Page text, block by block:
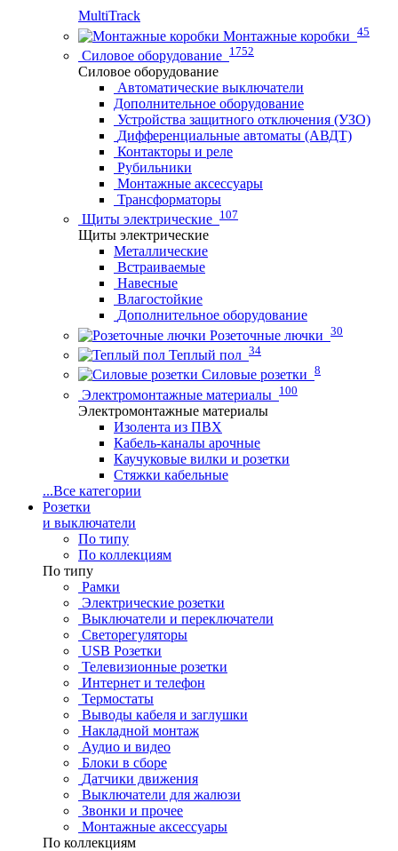
MultiTrack
Монтажные коробки 45
Силовое оборудование 1752
Силовое оборудование
Автоматические выключатели
Дополнительное оборудование
Устройства защитного отключения (УЗО)
Дифференциальные автоматы (АВДТ)
Контакторы и реле
Рубильники
Монтажные аксессуары
Трансформаторы
Щиты электрические 107
Щиты электрические
Металлические
Встраиваемые
Навесные
Влагостойкие
Дополнительное оборудование
Розеточные лючки 30
Теплый пол 34
Силовые розетки 8
Электромонтажные материалы 100
Электромонтажные материалы
Изолента из ПВХ
Кабель-каналы арочные
Каучуковые вилки и розетки
Стяжки кабельные
...Все категории
Розетки
и выключатели
По типу
По коллекциям
По типу
Рамки
Электрические розетки
Выключатели и переключатели
Светорегуляторы
USB Розетки
Телевизионные розетки
Интернет и телефон
Термостаты
Выводы кабеля и заглушки
Накладной монтаж
Аудио и видео
Блоки в сборе
Датчики движения
Выключатели для жалюзи
Звонки и прочее
Монтажные аксессуары
По коллекциям